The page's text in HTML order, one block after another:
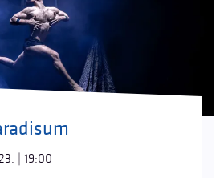
| 19:00